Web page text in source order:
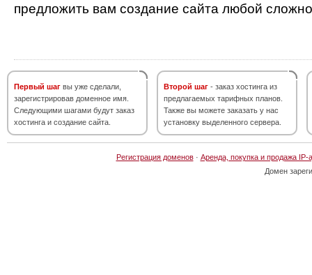
предложить вам создание сайта любой
Первый шаг вы уже сделали,
зарегистрировав доменное имя.
Следующими шагами будут заказ
хостинга и создание сайта.
Второй шаг - заказ хостинга из
предлагаемых тарифных планов.
Также вы можете заказать у нас
установку выделенного сервера.
Регистрация доменов· Аренда, покупка и продажа IP-
Домен